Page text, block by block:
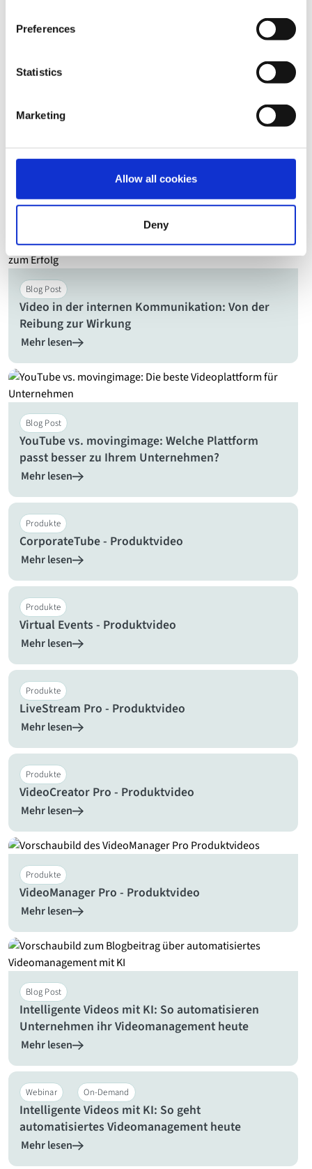
Preferences
Statistics
Marketing
Allow all cookies
Deny
Webinar
Mehr lesen
Webinar On-Demand
Nahtlose & sichere Integration von Livestreaming
Mehr lesen
Blog Post
Video in der internen Kommunikation: Von der
Reibung zur Wirkung
Mehr lesen
Blog Post
YouTube vs. movingimage: Welche Plattform
passt besser zu Ihrem Unternehmen?
Mehr lesen
Produkte
CorporateTube - Produktvideo
Mehr lesen
Produkte
Virtual Events - Produktvideo
Mehr lesen
Produkte
LiveStream Pro - Produktvideo
Mehr lesen
Produkte
VideoCreator Pro - Produktvideo
Mehr lesen
Produkte
VideoManager Pro - Produktvideo
Mehr lesen
Blog Post
Intelligente Videos mit KI: So automatisieren
Unternehmen ihr Videomanagement heute
Mehr lesen
Webinar On-Demand
Intelligente Videos mit KI: So geht
automatisiertes Videomanagement heute
Mehr lesen